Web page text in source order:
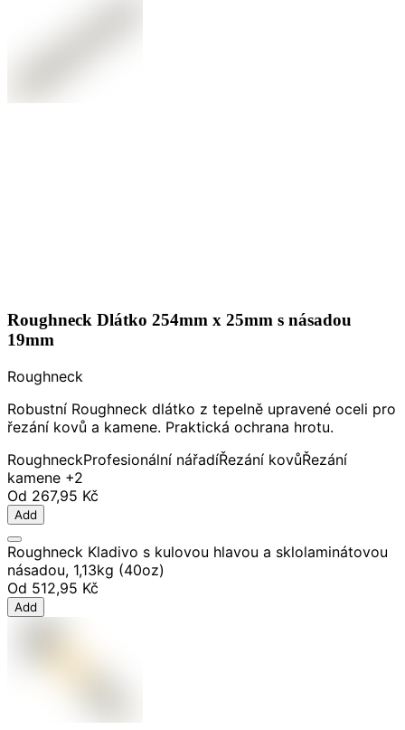
Roughneck Dlátko 254mm x 25mm s násadou
19mm
Roughneck
Robustní Roughneck dlátko z tepelně upravené oceli pro
řezání kovů a kamene. Praktická ochrana hrotu.
RoughneckProfesionální nářadíŘezání kovůŘezání
kamene +2
Od 267,95 Kč
Add
Roughneck Kladivo s kulovou hlavou a sklolaminátovou
násadou, 1,13kg (40oz)
Od 512,95 Kč
Add